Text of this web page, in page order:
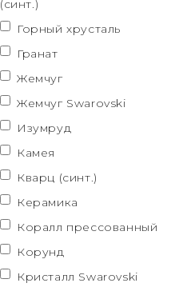
(синт.)
Горный хрусталь
Гранат
Жемчуг
Жемчуг Swarovski
Изумруд
Камея
Кварц (синт.)
Керамика
Коралл прессованный
Корунд
Кристалл Swarovski